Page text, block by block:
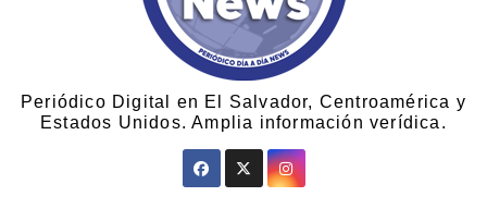
Periódico Digital en El Salvador, Centroamérica y
Estados Unidos. Amplia información verídica.